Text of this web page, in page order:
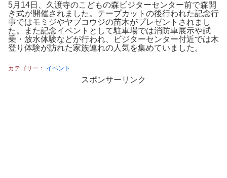
5月14日、久渡寺のこどもの森ビジターセンター前で森開
き式が開催されました。テープカットの後行われた記念行
事ではモミジやヤブコウジの苗木がプレゼントされまし
た。また記念イベントとして駐車場では消防車展示や試
乗・放水体験などが行われ、ビジターセンター付近では木
登り体験が訪れた家族連れの人気を集めていました。
カテゴリー： イベント
スポンサーリンク